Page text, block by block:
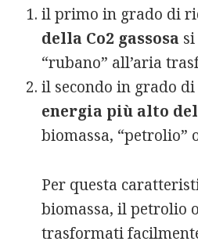
il primo in grado di
della Co2 gassosa
“rubano” all’aria
il secondo in grado di
energia più alto
biomassa, “petrolio”
Per questa
biomassa, il petrolio
trasformati